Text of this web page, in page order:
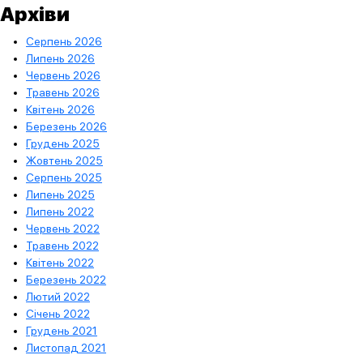
Архіви
Серпень 2026
Липень 2026
Червень 2026
Травень 2026
Квітень 2026
Березень 2026
Грудень 2025
Жовтень 2025
Серпень 2025
Липень 2025
Липень 2022
Червень 2022
Травень 2022
Квітень 2022
Березень 2022
Лютий 2022
Січень 2022
Грудень 2021
Листопад 2021